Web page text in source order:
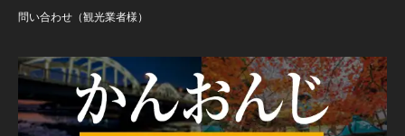
問い合わせ（観光業者様）